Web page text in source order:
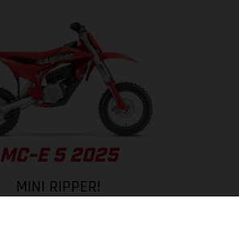
MC-E 5 2025
MINI RIPPER!